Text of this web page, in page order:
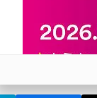
動で行ってい
なく、複数シス